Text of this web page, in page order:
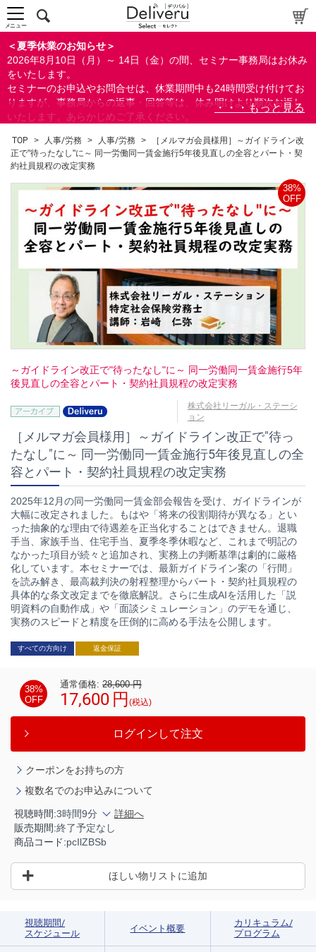
＜夏季休業のお知らせ＞
2026年8月10日（月）～ 14日（金）の間、セミナー事務局はお休み
をいたします。
セミナーのお申込やお問合せは、休業期間中も24時間受け付けてお
りますが、事務局からの返事・回答等は、休み明けより順次お返し
いたします。あらかじめご了承ください。
ができます。
メニュー
TOP > 人事/労務 > 人事/労務 >
［メルマガ会員様用］～ガイドライン改
正で"待ったなし"に～ 同一労働同一賃金施行5年後見直しの全容とパート・契
約社員規程の改定実務
38%
OFF
～ガイドライン改正で"待ったなし"に～ 同一労働同一賃金施行5年
後見直しの全容とパート・契約社員規程の改定実務
株式会社リーガル・ステーシ
ョン
［メルマガ会員様用］～ガイドライン改正で"待っ
たなし"に～ 同一労働同一賃金施行5年後見直しの全
容とパート・契約社員規程の改定実務
2025年12月の同一労働同一賃金部会報告を受け、ガイドラインが
大幅に改定されました。もはや「将来の役割期待が異なる」とい
った抽象的な理由で待遇差を正当化することはできません。退職
手当、家族手当、住宅手当、夏季冬季休暇など、これまで明記の
なかった項目が続々と追加され、実務上の判断基準は劇的に厳格
化しています。本セミナーでは、最新ガイドライン案の「行間」
を読み解き、最高裁判決の射程整理からパート・契約社員規程の
具体的な条文改定までを徹底解説。さらに生成AIを活用した「説
明資料の自動作成」や「面談シミュレーション」のデモを通じ、
実務のスピードと精度を圧倒的に高める手法を公開します。
すべての方向け 返金保証
38%
OFF
通常価格: 28,600 円
17,600 円 (税込)
ログインして注文
クーポンをお持ちの方
複数名でのお申込みについて
視聴時間:3時間9分
詳細へ
販売期間:終了予定なし
商品コード:pcIlZBSb
ほしい物リストに追加
視聴期間/
スケジュール
イベント概要
カリキュラム/
プログラム